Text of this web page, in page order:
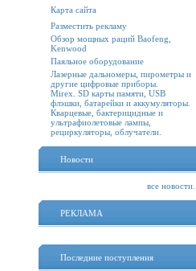
Карта сайта
Разместить рекламу
Обзор мощных раций Baofeng,
Kenwood
Паяльное оборудование
Лазерные дальномеры, пирометры и
другие цифровые приборы.
Mirex. SD карты памяти, USB
флэшки, батарейки и аккумуляторы.
Кварцевые, бактерицидные и
ультрафиолетовые лампы,
рециркуляторы, облучатели.
Новости
все новости...
РЕКЛАМА
Последние поступления